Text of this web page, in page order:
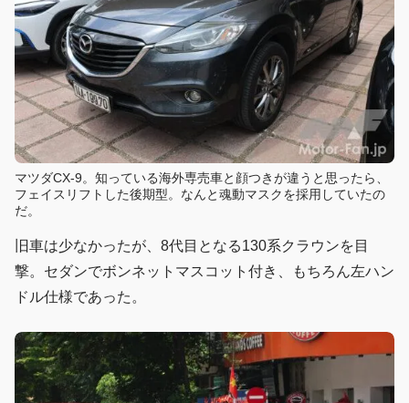
マツダCX-9。知っている海外専売車と顔つきが違うと思ったら、
フェイスリフトした後期型。なんと魂動マスクを採用していたの
だ。
旧車は少なかったが、8代目となる130系クラウンを目
撃。セダンでボンネットマスコット付き、もちろん左ハン
ドル仕様であった。